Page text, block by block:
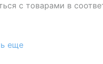
с товарами в
еще